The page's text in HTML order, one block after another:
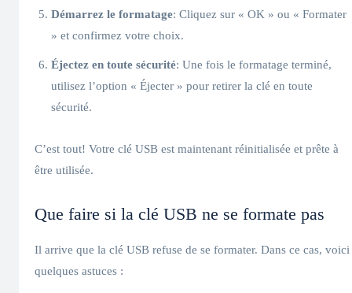
Démarrez le formatage: Cliquez sur « OK » ou « Formater
» et confirmez votre choix.
Éjectez en toute sécurité: Une fois le formatage terminé,
utilisez l’option « Éjecter » pour retirer la clé en toute
sécurité.
C’est tout! Votre clé USB est maintenant réinitialisée et prête à
être utilisée.
Que faire si la clé USB ne se formate pas
Il arrive que la clé USB refuse de se formater. Dans ce cas, voici
quelques astuces :